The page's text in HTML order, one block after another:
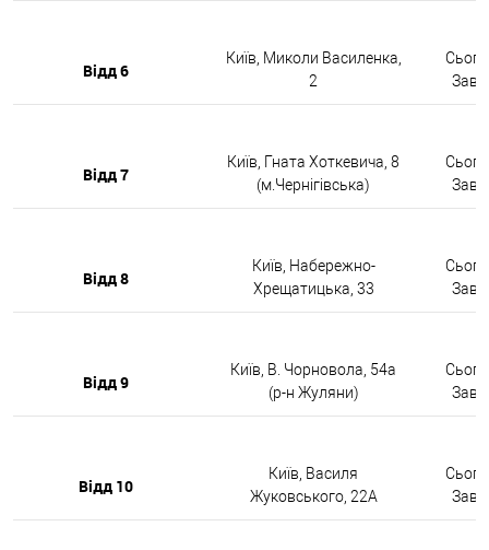
Відд 6
Київ, Миколи Василенка,
2
Відд 7
Київ, Гната Хоткевича, 8
(м.Чернігівська)
Відд 8
Київ, Набережно-
Хрещатицька, 33
Відд 9
Київ, В. Чорновола, 54а
(р-н Жуляни)
Відд 10
Київ, Василя
Жуковського, 22А